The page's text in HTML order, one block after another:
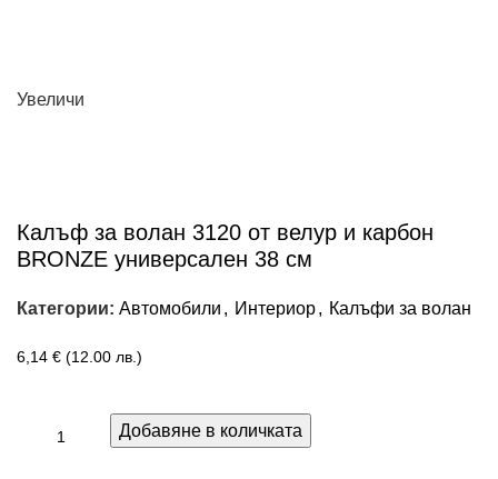
Увеличи
Калъф за волан 3120 от велур и карбон
BRONZE универсален 38 см
Категории: Автомобили , Интериор, Калъфи за волан
6,14 € (12.00 лв.)
Добавяне в количката